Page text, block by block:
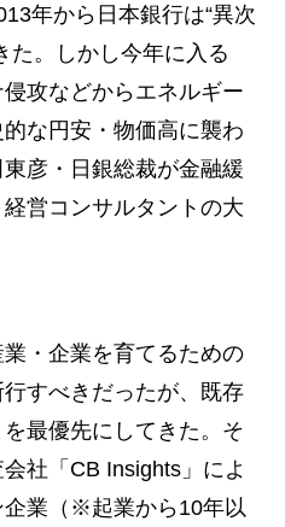
年から日本銀行は“異次
た。しかし今年に入る
攻などからエネルギー
な円安・物価高に襲わ
彦・日銀総裁が金融緩
営コンサルタントの大
・企業を育てるための
すべきだったが、既存
最優先にしてきた。そ
社「CB Insights」によ
企業（※起業から10年以